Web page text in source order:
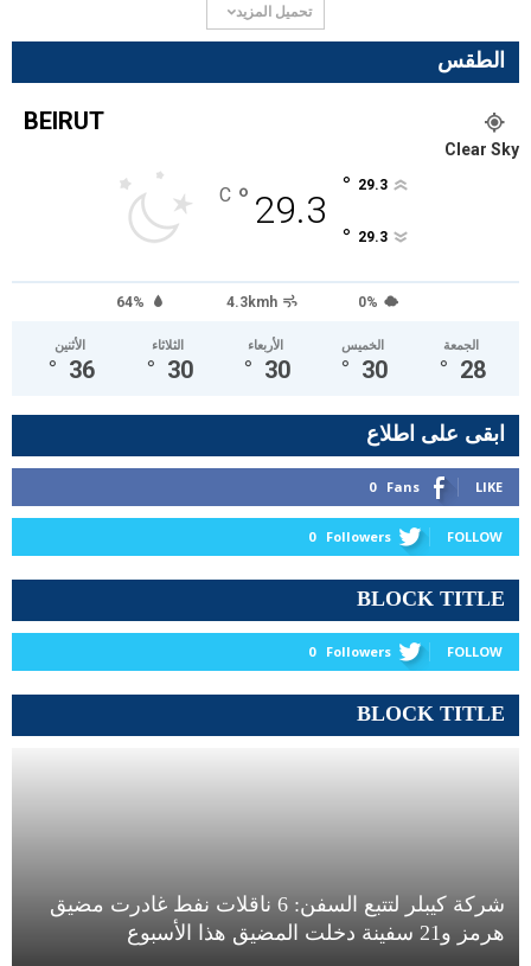
تحميل المزيد
الطقس
BEIRUT
Clear Sky
29.3
°
C 29.3
°
29.3
°
64% 4.3kmh 0%
الأثنين
36
°
الثلاثاء
30
°
الأربعاء
30
°
الخميس
30
°
الجمعة
28
°
ابقى على اطلاع
0 Fans LIKE
0 Followers FOLLOW
BLOCK TITLE
0 Followers FOLLOW
BLOCK TITLE
شركة كيبلر لتتبع السفن: 6 ناقلات نفط غادرت مضيق
هرمز و21 سفينة دخلت المضيق هذا الأسبوع